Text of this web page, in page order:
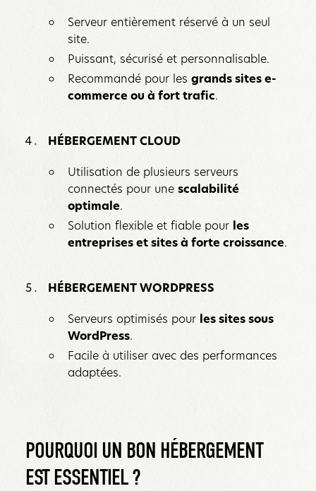
Serveur entièrement réservé à un seul
site.
Puissant, sécurisé et personnalisable.
Recommandé pour les grands sites e-
commerce ou à fort trafic.
HÉBERGEMENT CLOUD
Utilisation de plusieurs serveurs
connectés pour une scalabilité
optimale.
Solution flexible et fiable pour les
entreprises et sites à forte croissance.
HÉBERGEMENT WORDPRESS
Serveurs optimisés pour les sites sous
WordPress.
Facile à utiliser avec des performances
adaptées.
POURQUOI UN BON HÉBERGEMENT
EST ESSENTIEL ?